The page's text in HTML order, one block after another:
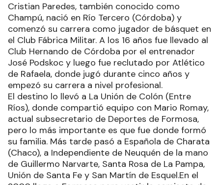
Cristian Paredes, también conocido como
Champú, nació en Río Tercero (Córdoba) y
comenzó su carrera como jugador de básquet en
el Club Fábrica Militar. A los 16 años fue llevado al
Club Hernando de Córdoba por el entrenador
José Podskoc y luego fue reclutado por Atlético
de Rafaela, donde jugó durante cinco años y
empezó su carrera a nivel profesional.
El destino lo llevó a La Unión de Colón (Entre
Ríos), donde compartió equipo con Mario Romay,
actual subsecretario de Deportes de Formosa,
pero lo más importante es que fue donde formó
su familia. Más tarde pasó a Española de Charata
(Chaco), a Independiente de Neuquén de la mano
de Guillermo Narvarte, Santa Rosa de La Pampa,
Unión de Santa Fe y San Martín de Esquel.En el